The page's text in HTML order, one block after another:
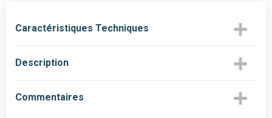
Caractéristiques Techniques
Description
Commentaires